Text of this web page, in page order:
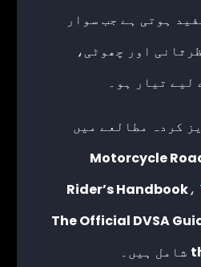
ہوتی ہے جب سوار
اور چھوٹی،
لیے تیار ہو۔
کردہ مطالعے میں
Motorcycle
Rider’s Handbook،
The Official DVSA
شامل ہیں۔